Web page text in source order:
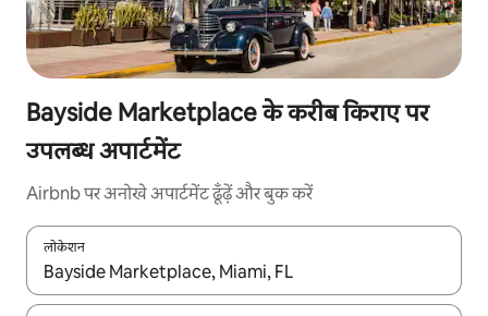
Bayside Marketplace के करीब किराए पर
उपलब्ध अपार्टमेंट
Airbnb पर अनोखे अपार्टमेंट ढूँढ़ें और बुक करें
लोकेशन
नतीजों के उपलब्ध होने पर, अप और डाउन 'ऐरो की' का इस्तेमाल करके नेविगेट